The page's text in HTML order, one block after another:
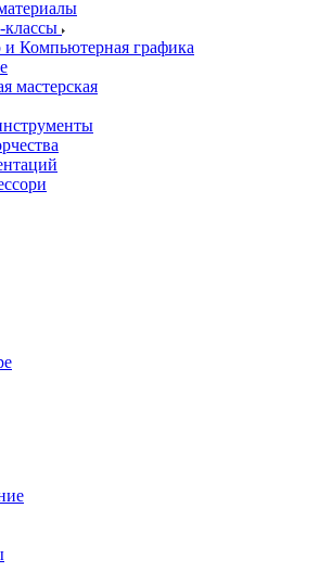
классы
и Компьютерная графика
мастерская